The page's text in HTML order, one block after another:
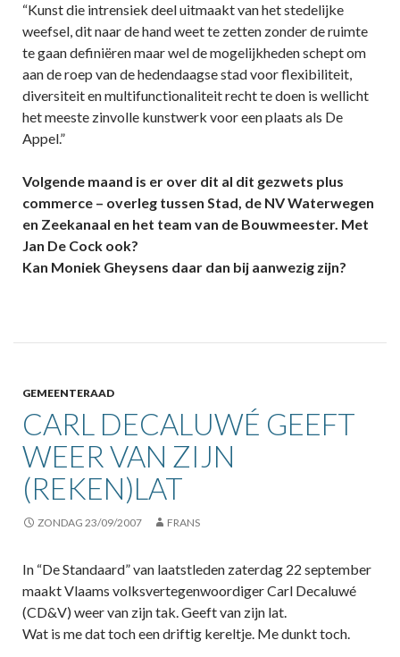
“Kunst die intrensiek deel uitmaakt van het stedelijke
weefsel, dit naar de hand weet te zetten zonder de ruimte
te gaan definiëren maar wel de mogelijkheden schept om
aan de roep van de hedendaagse stad voor flexibiliteit,
diversiteit en multifunctionaliteit recht te doen is wellicht
het meeste zinvolle kunstwerk voor een plaats als De
Appel.”
Volgende maand is er over dit al dit gezwets plus
commerce – overleg tussen Stad, de NV Waterwegen
en Zeekanaal en het team van de Bouwmeester. Met
Jan De Cock ook?
Kan Moniek Gheysens daar dan bij aanwezig zijn?
GEMEENTERAAD
CARL DECALUWÉ GEEFT
WEER VAN ZIJN
(REKEN)LAT
ZONDAG 23/09/2007 FRANS
In “De Standaard” van laatstleden zaterdag 22 september
maakt Vlaams volksvertegenwoordiger Carl Decaluwé
(CD&V) weer van zijn tak. Geeft van zijn lat.
Wat is me dat toch een driftig kereltje. Me dunkt toch.